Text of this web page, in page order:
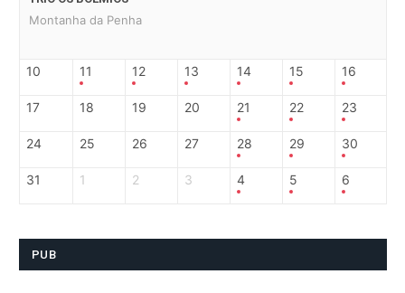
Montanha da Penha
10 11 12 13 14 15 16
17 18 19 20 21 22 23
24 25 26 27 28 29 30
31 1 2 3 4 5 6
PUB